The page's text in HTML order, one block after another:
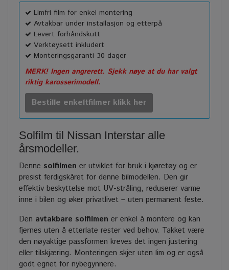
Limfri film for enkel montering
Avtakbar under installasjon og etterpå
Levert forhåndskutt
Verktøysett inkludert
Monteringsgaranti 30 dager
MERK! Ingen angrerett. Sjekk nøye at du har valgt
riktig karosserimodell.
Bestille enkeltfilmer klikk her
Solfilm til Nissan Interstar alle
årsmodeller.
Denne solfilmen er utviklet for bruk i kjøretøy og er
presist ferdigskåret for denne bilmodellen. Den gir
effektiv beskyttelse mot UV-stråling, reduserer varme
inne i bilen og øker privatlivet – uten permanent feste.
Den avtakbare solfilmen er enkel å montere og kan
fjernes uten å etterlate rester ved behov. Takket være
den nøyaktige passformen kreves det ingen justering
eller tilskjæring. Monteringen skjer uten lim og er også
godt egnet for nybegynnere.